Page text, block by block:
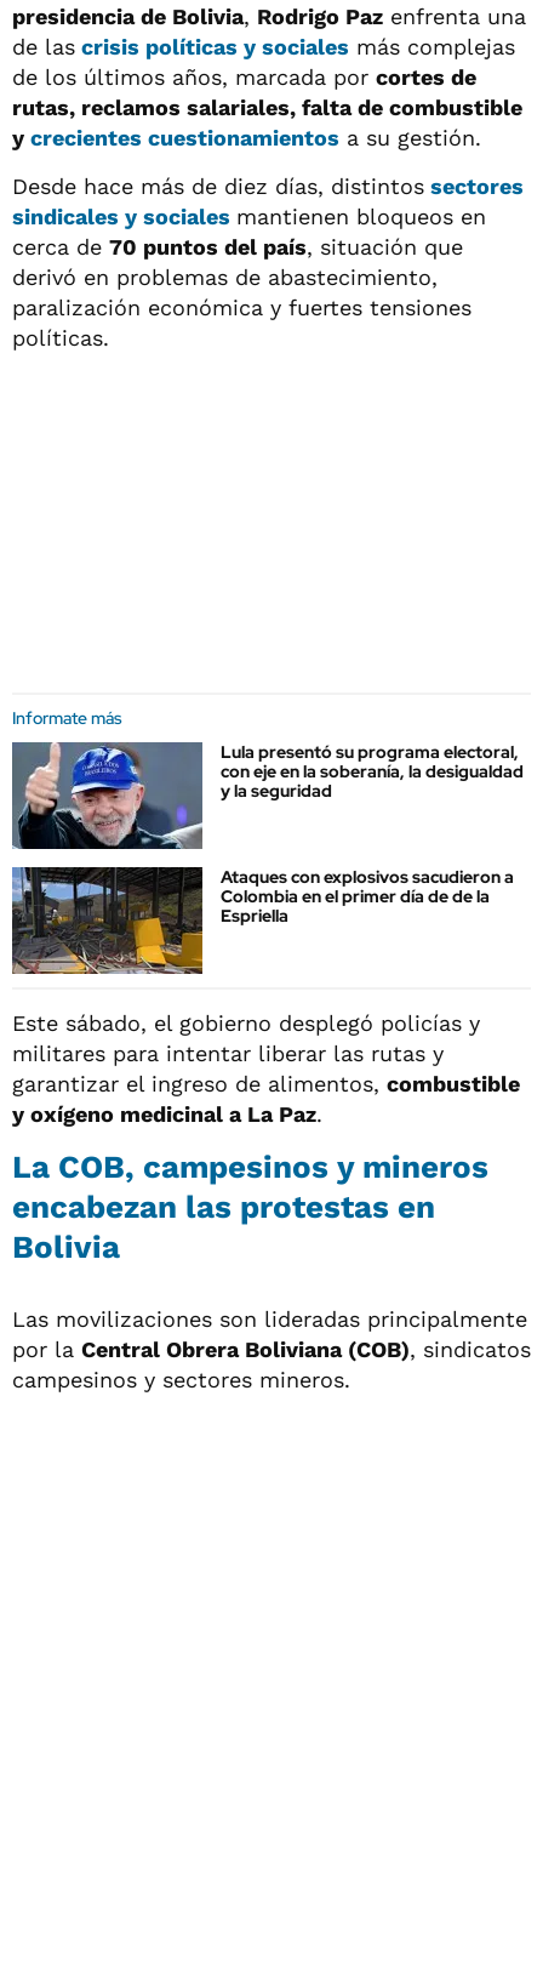
presidencia de Bolivia, Rodrigo Paz enfrenta una
de las crisis políticas y sociales más complejas
de los últimos años, marcada por cortes de
rutas, reclamos salariales, falta de combustible
y crecientes cuestionamientos a su gestión.
Desde hace más de diez días, distintos sectores
sindicales y sociales mantienen bloqueos en
cerca de 70 puntos del país, situación que
derivó en problemas de abastecimiento,
paralización económica y fuertes tensiones
políticas.
Informate más
Lula presentó su programa electoral,
con eje en la soberanía, la desigualdad
y la seguridad
Ataques con explosivos sacudieron a
Colombia en el primer día de de la
Espriella
Este sábado, el gobierno desplegó policías y
militares para intentar liberar las rutas y
garantizar el ingreso de alimentos, combustible
y oxígeno medicinal a La Paz.
La COB, campesinos y mineros
encabezan las protestas en
Bolivia
Las movilizaciones son lideradas principalmente
por la Central Obrera Boliviana (COB), sindicatos
campesinos y sectores mineros.